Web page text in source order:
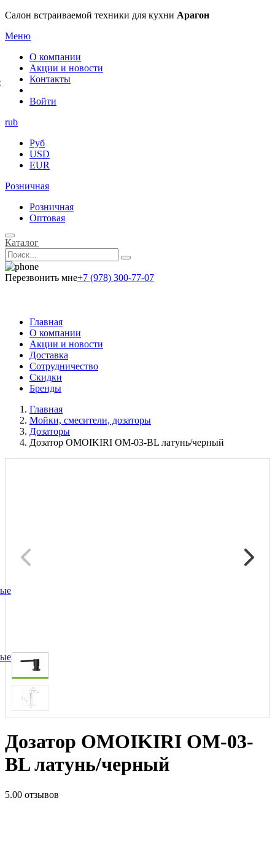
Салон встраиваемой техники для кухни Арагон
Меню
О компании
Акции и новости
Контакты
Войти
rub
Руб
USD
EUR
Розничная
Розничная
Оптовая
Каталог
Перезвонить мне+7 (978) 300-77-07
Главная
О компании
Акции и новости
Доставка
Сотрудничество
Скидки
Бренды
Главная
Мойки, смесители, дозаторы
Дозаторы
Дозатор OMOIKIRI OM-03-BL латунь/черный
Дозатор OMOIKIRI OM-03-
BL латунь/черный
5.00 отзывов